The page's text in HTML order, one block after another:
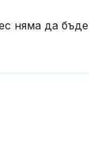
няма да